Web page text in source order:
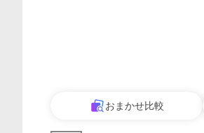
おまかせ比較